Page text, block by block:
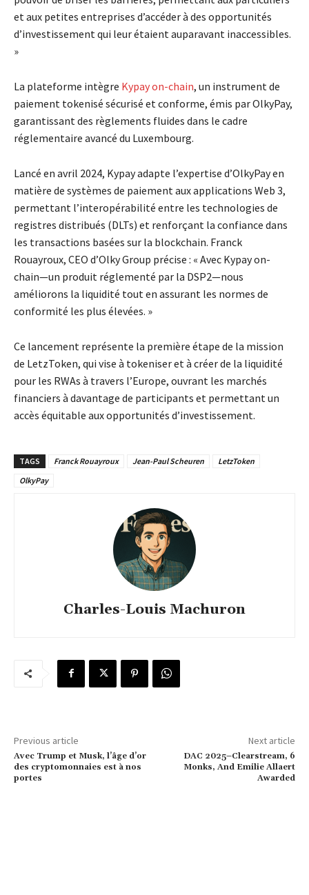
et aux petites entreprises d’accéder à des opportunités
d’investissement qui leur étaient auparavant inaccessibles.
»
La plateforme intègre Kypay on-chain, un instrument de
paiement tokenisé sécurisé et conforme, émis par OlkyPay,
garantissant des règlements fluides dans le cadre
réglementaire avancé du Luxembourg.
Lancé en avril 2024, Kypay adapte l’expertise d’OlkyPay en
matière de systèmes de paiement aux applications Web 3,
permettant l’interopérabilité entre les technologies de
registres distribués (DLTs) et renforçant la confiance dans
les transactions basées sur la blockchain. Franck
Rouayroux, CEO d’Olky Group précise : « Avec Kypay on-
chain—un produit réglementé par la DSP2—nous
améliorons la liquidité tout en assurant les normes de
conformité les plus élevées. »
Ce lancement représente la première étape de la mission
de LetzToken, qui vise à tokeniser et à créer de la liquidité
pour les RWAs à travers l’Europe, ouvrant les marchés
financiers à davantage de participants et permettant un
accès équitable aux opportunités d’investissement.
TAGS Franck Rouayroux Jean-Paul Scheuren
LetzToken
OlkyPay
Charles-Louis Machuron
Previous article
Avec Trump et Musk, l’âge d’or
des cryptomonnaies est à nos
portes
Next article
DAC 2025–Clearstream, 6
Monks, And Emilie Allaert
Awarded